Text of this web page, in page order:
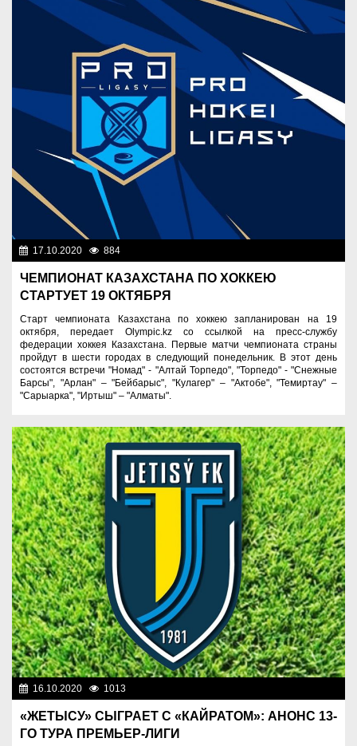
17.10.2020 884
ЧЕМПИОНАТ КАЗАХСТАНА ПО ХОККЕЮ
СТАРТУЕТ 19 ОКТЯБРЯ
Старт чемпионата Казахстана по хоккею запланирован на 19
октября, передает Olympic.kz со ссылкой на пресс-службу
федерации хоккея Казахстана. Первые матчи чемпионата страны
пройдут в шести городах в следующий понедельник. В этот день
состоятся встречи "Номад" - "Алтай Торпедо", "Торпедо" - "Снежные
Барсы", "Арлан" – "Бейбарыс", "Кулагер" – "Актобе", "Темиртау" –
"Сарыарка", "Иртыш" – "Алматы".
16.10.2020 1013
«ЖЕТЫСУ» СЫГРАЕТ С «КАЙРАТОМ»: АНОНС 13-
ГО ТУРА ПРЕМЬЕР-ЛИГИ